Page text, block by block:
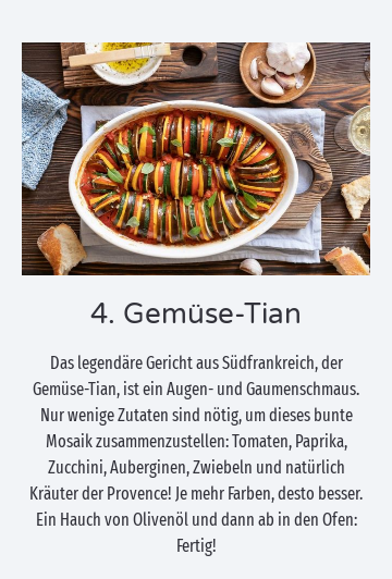
4. Gemüse-Tian
Das legendäre Gericht aus Südfrankreich, der
Gemüse-Tian, ist ein Augen- und Gaumenschmaus.
Nur wenige Zutaten sind nötig, um dieses bunte
Mosaik zusammenzustellen: Tomaten, Paprika,
Zucchini, Auberginen, Zwiebeln und natürlich
Kräuter der Provence! Je mehr Farben, desto besser.
Ein Hauch von Olivenöl und dann ab in den Ofen:
Fertig!